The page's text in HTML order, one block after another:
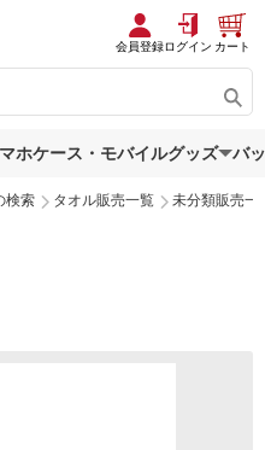
会員登録ログイン カート
ホケース・モバイルグッズ バ
検索 タオル販売一覧 未分類販売一